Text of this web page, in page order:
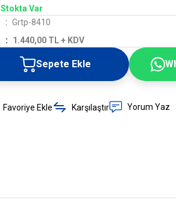
Stokta Var
Grtp-8410
1.440,00 TL + KDV
Sepete Ekle
Karşılaştır Yorum Yaz